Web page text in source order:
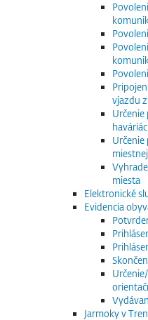
vjazdu
Určenie
miesta
Elektronické
Evidencia
Jarmoky v